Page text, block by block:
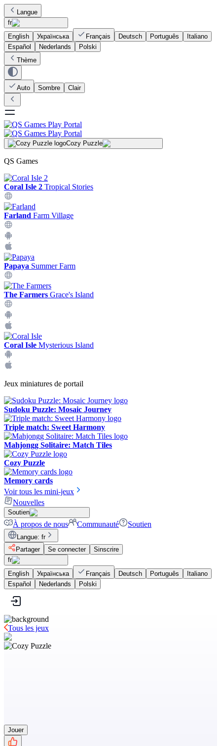
Langue
fr
English
Українська Français Deutsch Português
Italiano
Español
Nederlands
Polski
Thème
Auto Sombre Clair
Cozy Puzzle
QS Games
Coral Isle 2 Tropical Stories
Farland Farm Village
Papaya Summer Farm
The Farmers Grace's Island
Coral Isle Mysterious Island
Jeux miniatures de portail
Sudoku Puzzle: Mosaic Journey
Triple match: Sweet Harmony
Mahjongg Solitaire: Match Tiles
Cozy Puzzle
Memory cards
Voir tous les mini-jeux
Nouvelles
Soutien
À propos de nous Communauté Soutien
Langue: fr
Partager
Se connecter
Sinscrire
fr
English
Українська Français Deutsch Português
Italiano
Español
Nederlands Polski
Tous les jeux
Jouer